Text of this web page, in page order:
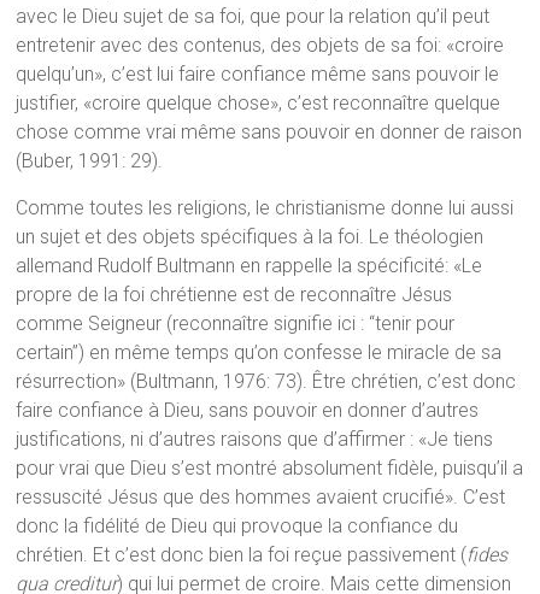
avec le Dieu sujet de sa foi, que pour la relation qu’il peut
entretenir avec des contenus, des objets de sa foi: «croire
quelqu’un», c’est lui faire confiance même sans pouvoir le
justifier, «croire quelque chose», c’est reconnaître quelque
chose comme vrai même sans pouvoir en donner de raison
(Buber, 1991: 29).
Comme toutes les religions, le christianisme donne lui aussi
un sujet et des objets spécifiques à la foi. Le théologien
allemand Rudolf Bultmann en rappelle la spécificité: «Le
propre de la foi chrétienne est de reconnaître Jésus
comme Seigneur (reconnaître signifie ici : “tenir pour
certain”) en même temps qu’on confesse le miracle de sa
résurrection» (Bultmann, 1976: 73). Être chrétien, c’est donc
faire confiance à Dieu, sans pouvoir en donner d’autres
justifications, ni d’autres raisons que d’affirmer : «Je tiens
pour vrai que Dieu s’est montré absolument fidèle, puisqu’il a
ressuscité Jésus que des hommes avaient crucifié». C’est
donc la fidélité de Dieu qui provoque la confiance du
chrétien. Et c’est donc bien la foi reçue passivement (fides
qua creditur) qui lui permet de croire. Mais cette dimension